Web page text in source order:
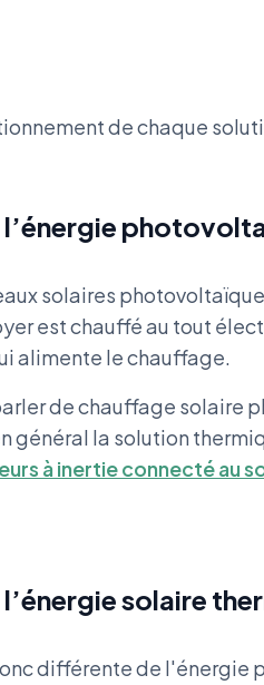
de chaque
solaires
est chauffé au tout
alimente le chauffage.
de chauffage solaire
général la solution
à inertie connecté au
solaire
différente de l'énergie